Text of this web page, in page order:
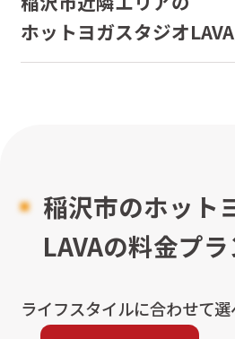
ホットヨガスタジオ
稲沢市のホット
LAVAの料金プラ
ライフスタイルに合わせて